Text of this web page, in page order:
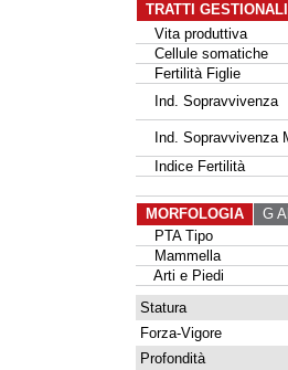
TRATTI
Vita produttiva
Cellule somatiche
Fertilità Figlie
Ind. Sopravvivenza
Ind. Sopravvivenza
Indice Fertilità
MORFOLOGIA
G
PTA Tipo
Mammella
Arti e Piedi
Statura
Forza-Vigore
Profondità